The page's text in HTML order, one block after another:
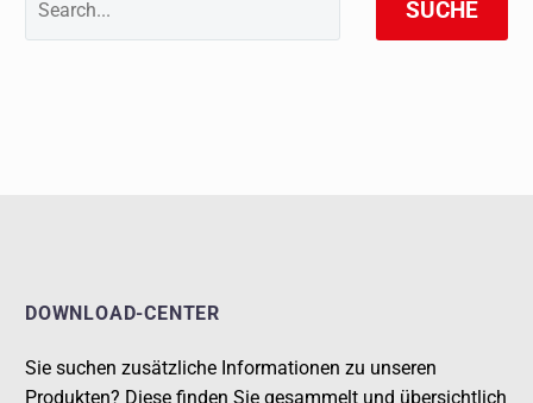
SUCHE
DOWNLOAD-CENTER
Sie suchen zusätzliche Informationen zu unseren
Produkten? Diese finden Sie gesammelt und übersichtlich